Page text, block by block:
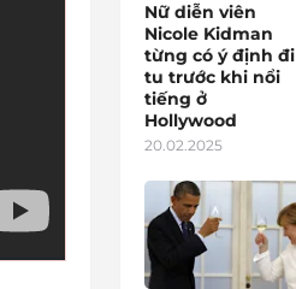
Nữ diễn viên
Nicole Kidman
từng có ý định đi
tu trước khi nổi
tiếng ở
Hollywood
20.02.2025